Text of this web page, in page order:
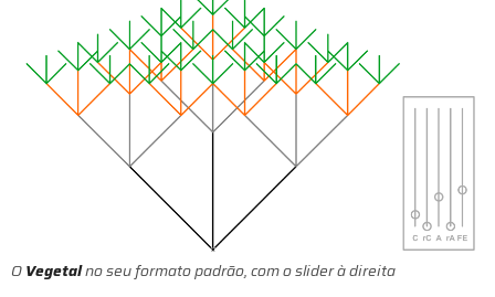
OVegetalno seu formato padrão, com o slider à direita